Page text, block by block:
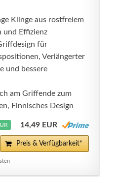
Klinge aus rostfreiem
und Effizienz
für
Verlängerter
und bessere
am Griffende zum
Finnisches Design
14,49 EUR
Preis & Verfügbarkeit*